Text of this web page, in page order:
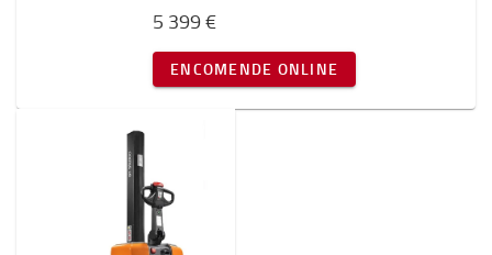
5 399 €
ENCOMENDE ONLINE